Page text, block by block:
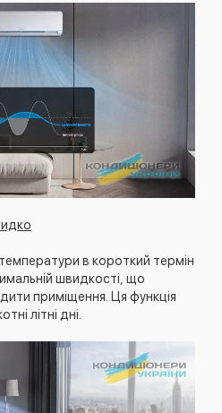
в короткий термін
швидкості, що
приміщення. Ця функція
літні дні.